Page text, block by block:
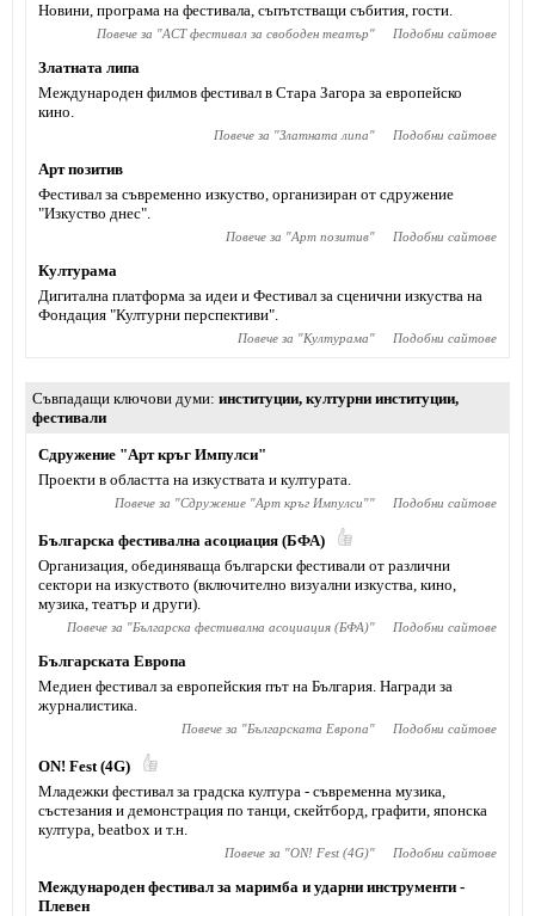
Новини, програма на фестивала, съпътстващи събития, гости.
Повече за "АСТ фестивал за свободен театър" Подобни сайтове
Златната липа
Международен филмов фестивал в Стара Загора за европейско
кино.
Повече за "Златната липа" Подобни сайтове
Арт позитив
Фестивал за съвременно изкуство, организиран от сдружение
"Изкуство днес".
Повече за "Арт позитив" Подобни сайтове
Културама
Дигитална платформа за идеи и Фестивал за сценични изкуства на
Фондация "Културни перспективи".
Повече за "Културама" Подобни сайтове
Съвпадащи ключови думи институции, културни институции,
фестивали
Сдружение "Арт кръг Импулси"
Проекти в областта на изкуствата и културата.
Повече за "Сдружение "Арт кръг Импулси"" Подобни сайтове
Българска фестивална асоциация (БФА)
Организация, обединяваща български фестивали от различни
сектори на изкуството (включително визуални изкуства, кино,
музика, театър и други).
Повече за "Българска фестивална асоциация (БФА)" Подобни сайтове
Българската Европа
Медиен фестивал за европейския път на България. Награди за
журналистика.
Повече за "Българската Европа" Подобни сайтове
ON! Fest (4G)
Младежки фестивал за градска култура - съвременна музика,
състезания и демонстрация по танци, скейтборд, графити, японска
култура, beatbox и т.н.
Повече за "ON! Fest (4G)" Подобни сайтове
Международен фестивал за маримба и ударни инструменти -
Плевен